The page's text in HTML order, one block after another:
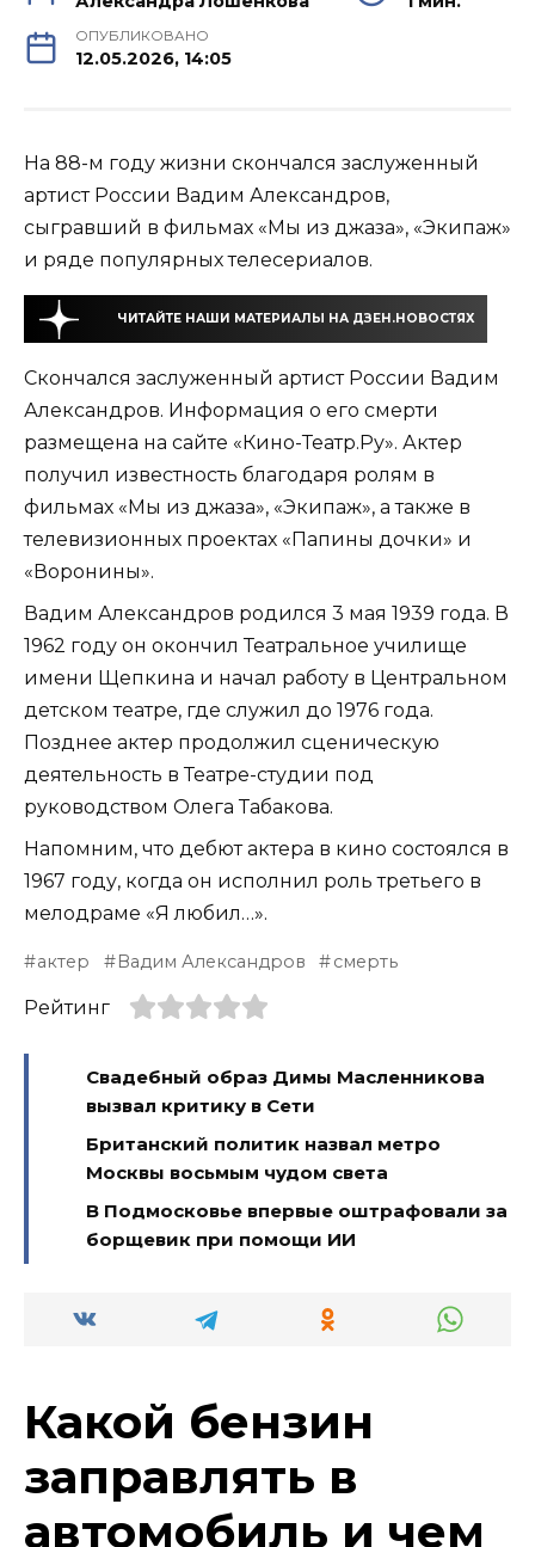
ОПУБЛИКОВАНО
12.05.2026, 14:05
На 88-м году жизни скончался заслуженный
артист России Вадим Александров,
сыгравший в фильмах «Мы из джаза», «Экипаж»
и ряде популярных телесериалов.
ЧИТАЙТЕ НАШИ МАТЕРИАЛЫ НА ДЗЕН.НОВОСТЯХ
Скончался заслуженный артист России Вадим
Александров. Информация о его смерти
размещена на сайте «Кино-Театр.Ру». Актер
получил известность благодаря ролям в
фильмах «Мы из джаза», «Экипаж», а также в
телевизионных проектах «Папины дочки» и
«Воронины».
Вадим Александров родился 3 мая 1939 года. В
1962 году он окончил Театральное училище
имени Щепкина и начал работу в Центральном
детском театре, где служил до 1976 года.
Позднее актер продолжил сценическую
деятельность в Театре-студии под
руководством Олега Табакова.
Напомним, что дебют актера в кино состоялся в
1967 году, когда он исполнил роль третьего в
мелодраме «Я любил…».
актер Вадим Александров смерть
Рейтинг
Свадебный образ Димы Масленникова
вызвал критику в Сети
Британский политик назвал метро
Москвы восьмым чудом света
В Подмосковье впервые оштрафовали за
борщевик при помощи ИИ
Какой бензин
заправлять в
автомобиль и чем